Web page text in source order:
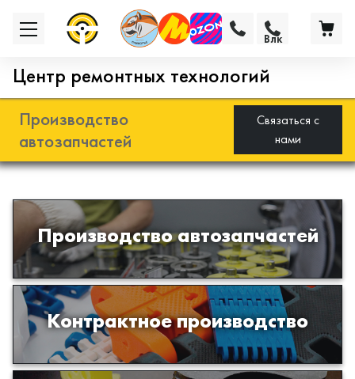
Центр ремонтных технологий
Производство
автозапчастей
Связаться с
нами
Производство автозапчастей
Разработка и производство деталей
из эластомеров для подвески
автомобиля
Контрактное производство
Производство изделий из пластиков
и полимеров по образцам либо
чертежам заказчика
Влк